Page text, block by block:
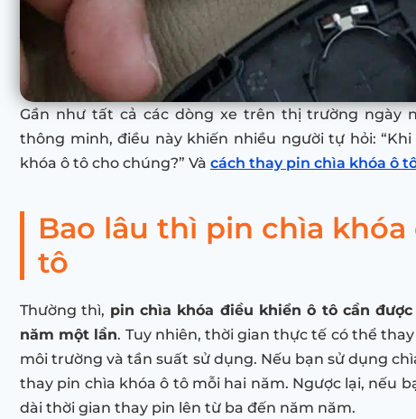
Gần như tất cả các dòng xe trên thị trường ngày
thông minh, điều này khiến nhiều người tự hỏi:
khóa ô tô cho chúng?” Và cách thay pin chìa khóa ô
Bao lâu thì pin chìa
tô
Thường thì, pin chìa khóa điều khiển ô tô cần
năm một lần. Tuy nhiên, thời gian thực tế có thể
môi trường và tần suất sử dụng. Nếu bạn sử dụng
thay pin chìa khóa ô tô mỗi hai năm. Ngược lại, nếu
dài thời gian thay pin lên từ ba đến năm năm.